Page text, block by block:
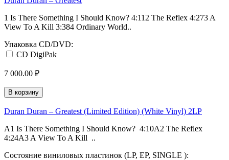
1 Is There Something I Should Know? 4:112 The Reflex 4:273 A
View To A Kill 3:384 Ordinary World..
Упаковка CD/DVD:
CD DigiPak
7 000.00 ₽
В корзину
Duran Duran – Greatest (Limited Edition) (White Vinyl) 2LP
A1 Is There Something I Should Know? 4:10A2 The Reflex
4:24A3 A View To A Kill ..
Состояние виниловых пластинок (LP, EP, SINGLE ):